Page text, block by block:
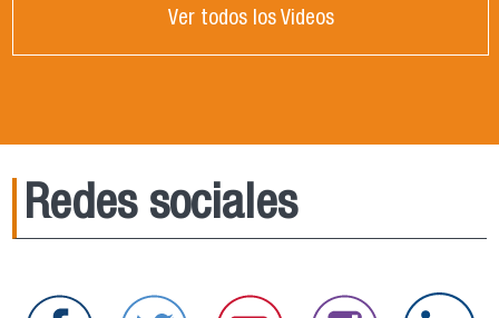
Ver todos los Videos
Redes sociales